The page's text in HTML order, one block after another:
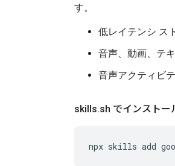
す。
低レイテンシ ス
音声、動画、テ
音声アクティビ
skills.sh でインストー
npx skills add